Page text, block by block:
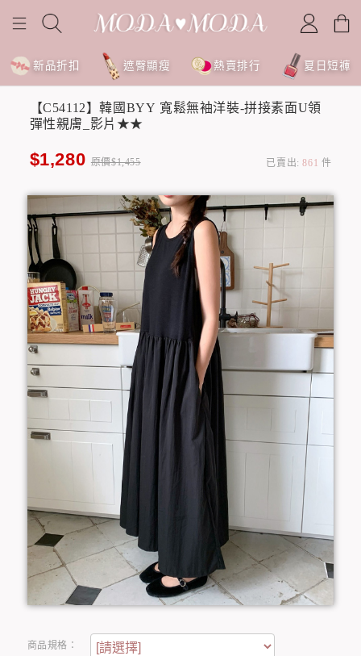
新品折扣 遮臀顯瘦 熱賣排行 夏日短褲
【C54112】韓國BYY 寬鬆無袖洋裝-拼接素面U領
彈性親膚_影片★★
$1,280 原價$1,455 已賣出:861 件
商品規格：